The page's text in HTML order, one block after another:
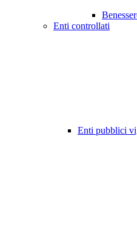
Enti controllati
Enti pubblici